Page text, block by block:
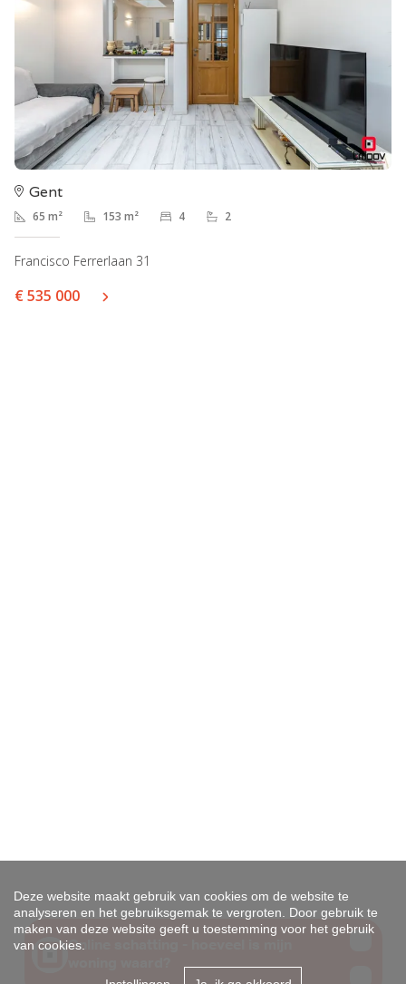
Gent
65 m² 153 m² 4 2
Francisco Ferrerlaan 31
€ 535 000
Deze website maakt gebruik van cookies om de website te
analyseren en het gebruiksgemak te vergroten. Door gebruik te
maken van deze website geeft u toestemming voor het gebruik
van cookies.